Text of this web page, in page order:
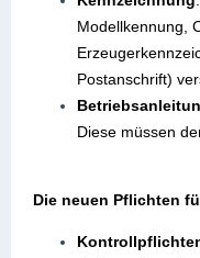
Modellkennung,
Postanschrift)
Diese müssen
Die neuen Pflichten